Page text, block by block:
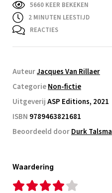
5660 KEER BEKEKEN
2 MINUTEN LEESTIJD
REACTIES
AuteurJacques Van Rillaer
CategorieNon-fictie
UitgeverijASP Editions, 2021
ISBN 9789463821681
Beoordeeld doorDurk Talsma
Waardering